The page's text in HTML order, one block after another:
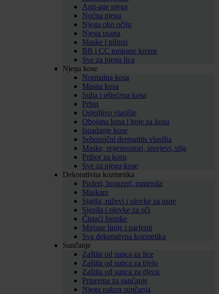
Anti-age njega
Noćna njega
Njega oko očiju
Njega usana
Maske i pilinzi
BB i CC tonirane kreme
Sve za njegu lica
Njega kose
Normalna kosa
Masna kosa
Suha i oštećena kosa
Prhut
Osjetljivo vlasište
Obojana kosa i boje za kosu
Ispadanje kose
Seboroični dermatitis vlasišta
Maske, regeneratori, sprejevi, ulja
Pribor za kosu
Sve za njegu kose
Dekorativna kozmetika
Puderi, bronzeri, rumenila
Maskare
Sjajila, ruževi i olovke za usne
Sjenila i olovke za oči
Čistaći šminke
Mirisne linije i parfemi
Sva dekorativna kozmetika
Sunčanje
Zaštita od sunca za lice
Zaštita od sunca za tijelo
Zaštita od sunca za djecu
Priprema za sunčanje
Njega nakon sunčanja